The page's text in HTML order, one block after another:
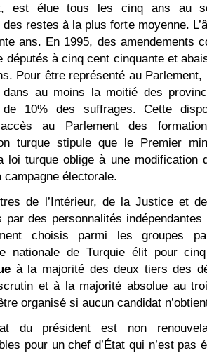
est élue tous les cinq ans au
restes à la plus forte moyenne.
ans. En 1995, des amendements
députés à cinq cent cinquante et
Pour être représenté au
dans au moins la moitié des
de 10% des suffrages. Cette
au Parlement des
turque stipule que le Premier
loi turque oblige à une modification
campagne électorale.
de l’Intérieur, de la Justice et
par des personnalités
choisis parmi les groupes
nationale de Turquie élit pour
à la majorité des deux tiers des
et à la majorité absolue au
organisé si aucun candidat
du président est non
pour un chef d’État qui n’est pas